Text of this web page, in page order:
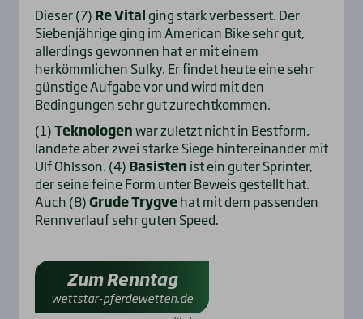
Dieser (7) Re Vital ging stark verbessert. Der
Siebenjährige ging im American Bike sehr gut,
allerdings gewonnen hat er mit einem
herkömmlichen Sulky. Er findet heute eine sehr
günstige Aufgabe vor und wird mit den
Bedingungen sehr gut zurechtkommen.
(1)Teknologenwar zuletzt nicht in Bestform,
landete aber zwei starke Siege hintereinander mit
Ulf Ohlsson. (4) Basisten ist ein guter Sprinter,
der seine feine Form unter Beweis gestellt hat.
Auch (8)Grude Trygvehat mit dem passenden
Rennverlauf sehr guten Speed.
Zum Renntag
wettstar-pferdewetten.de